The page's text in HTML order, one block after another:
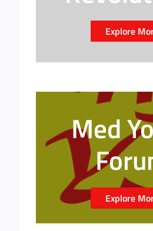
Explore
Med
Explore